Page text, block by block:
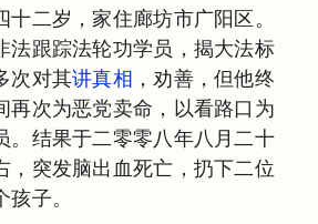
二岁，家住廊坊市广阳区。
法跟踪法轮功学员，揭大法标
次对其讲真相 ，劝善，但他终
再次为恶党卖命，以看路口为
。结果于二零零八年八月二十
，突发脑出血死亡，扔下二位
子。